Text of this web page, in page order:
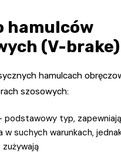
hamulców
(V-brake)
hamulcach
szosowych:
podstawowy typ,
w suchych warunkach,